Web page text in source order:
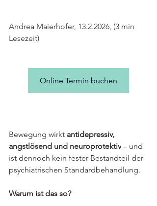
Andrea Maierhofer, 13.2.2026, (3 min
Lesezeit)
Online Termin buchen
Bewegung wirkt antidepressiv,
angstlösend und neuroprotektiv – und
ist dennoch kein fester Bestandteil der
psychiatrischen Standardbehandlung.
Warum ist das so?